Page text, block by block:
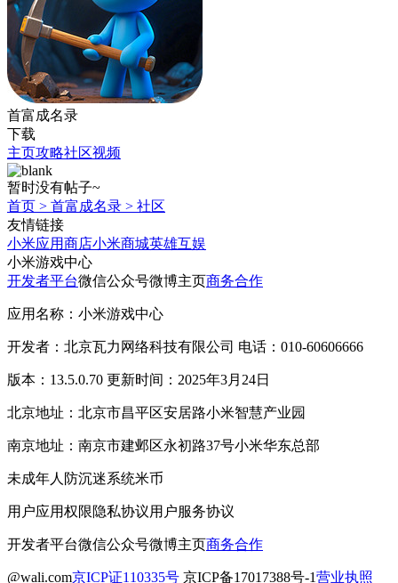
首富成名录
下载
主页攻略社区视频
暂时没有帖子~
首页 > 首富成名录 > 社区
友情链接
小米应用商店小米商城英雄互娱
小米游戏中心
开发者平台微信公众号微博主页商务合作
应用名称：小米游戏中心
开发者：北京瓦力网络科技有限公司 电话：010-60606666
版本：13.5.0.70 更新时间：2025年3月24日
北京地址：北京市昌平区安居路小米智慧产业园
南京地址：南京市建邺区永初路37号小米华东总部
未成年人防沉迷系统米币
用户应用权限隐私协议用户服务协议
开发者平台微信公众号微博主页商务合作
@wali.com京ICP证110335号 京ICP备17017388号-1营业执照